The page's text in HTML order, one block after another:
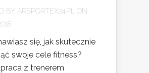
BY ARSPORTEX24.PL
ON
się, jak skutecznie
swoje cele fitness?
z trenerem